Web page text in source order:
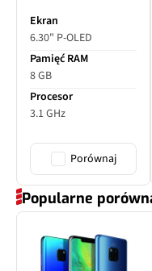
Zoom optyczny
Inne
Ekran
6.30" P-OLED
Pamięć RAM
8 GB
Procesor
3.1 GHz
Porównaj
Popularne